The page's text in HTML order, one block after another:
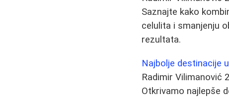
Saznajte kako
celulita i smanjenju
rezultata.
Najbolje destinacije
Radimir Vilimanović
Otkrivamo najlepše